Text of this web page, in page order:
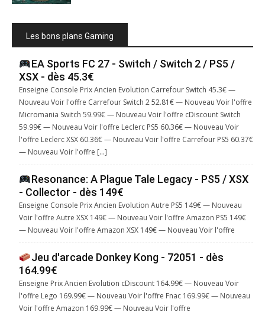
Les bons plans Gaming
EA Sports FC 27 - Switch / Switch 2 / PS5 /
XSX - dès 45.3€
Enseigne Console Prix Ancien Evolution Carrefour Switch 45.3€ —
Nouveau Voir l'offre Carrefour Switch 2 52.81€ — Nouveau Voir l'offre
Micromania Switch 59.99€ — Nouveau Voir l'offre cDiscount Switch
59.99€ — Nouveau Voir l'offre Leclerc PS5 60.36€ — Nouveau Voir
l'offre Leclerc XSX 60.36€ — Nouveau Voir l'offre Carrefour PS5 60.37€
— Nouveau Voir l'offre […]
Resonance: A Plague Tale Legacy - PS5 / XSX
- Collector - dès 149€
Enseigne Console Prix Ancien Evolution Autre PS5 149€ — Nouveau
Voir l'offre Autre XSX 149€ — Nouveau Voir l'offre Amazon PS5 149€
— Nouveau Voir l'offre Amazon XSX 149€ — Nouveau Voir l'offre
Jeu d'arcade Donkey Kong - 72051 - dès
164.99€
Enseigne Prix Ancien Evolution cDiscount 164.99€ — Nouveau Voir
l'offre Lego 169.99€ — Nouveau Voir l'offre Fnac 169.99€ — Nouveau
Voir l'offre Amazon 169.99€ — Nouveau Voir l'offre